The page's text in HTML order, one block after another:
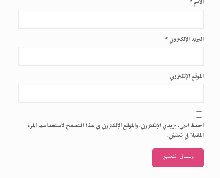
الاسم *
البريد الإلكتروني *
الموقع الإلكتروني
احفظ اسمي، بريدي الإلكتروني، والموقع الإلكتروني في هذا المتصفح لاستخدامها المرة
المقبلة في تعليقي.